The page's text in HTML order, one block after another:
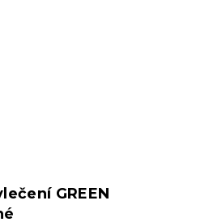
GREEN